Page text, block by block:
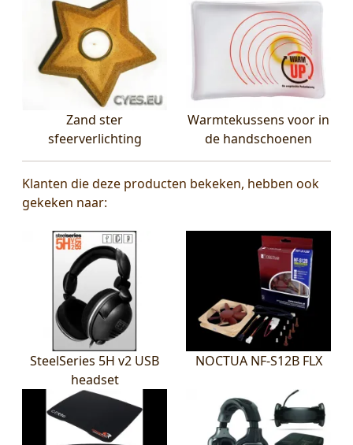
Zand ster
sfeerverlichting
Warmtekussens voor in
de handschoenen
Klanten die deze producten bekeken, hebben ook
gekeken naar:
SteelSeries 5H v2 USB
headset
NOCTUA NF-S12B FLX